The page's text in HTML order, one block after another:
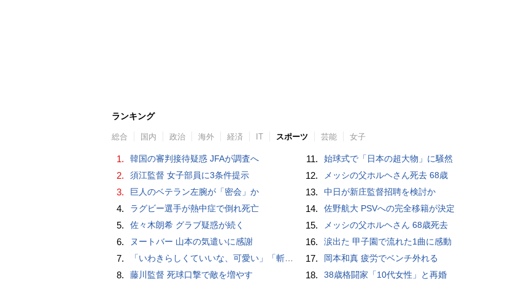
ランキング
総合 国内 政治 海外 経済 IT スポーツ 芸能 女子
1. 韓国の審判接待疑惑 JFAが調査へ
2. 須江監督 女子部員に3条件提示
3. 巨人のベテラン左腕が「密会」か
4. ラグビー選手が熱中症で倒れ死亡
5. 佐々木朗希 グラブ疑惑が続く
6. ヌートバー 山本の気遣いに感謝
7. 「いわきらしくていいな、可愛い」「斬新」初出場初勝利の東日本国際大昌平、アルプス彩ったフラダンス部の応援に反響 部員は感無量「夢を見ているよう」
8. 藤川監督 死球口撃で敵を増やす
11. 始球式で「日本の超大物」に騒然
12. メッシの父ホルヘさん死去 68歳
13. 中日が新庄監督招聘を検討か
14. 佐野航大 PSVへの完全移籍が決定
15. メッシの父ホルヘさん 68歳死去
16. 涙出た 甲子園で流れた1曲に感動
17. 岡本和真 疲労でベンチ外れる
18. 38歳格闘家「10代女性」と再婚